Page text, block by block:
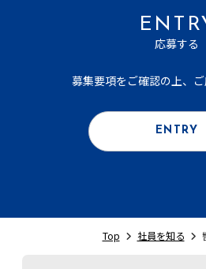
応募する
募集要項をご確認の上、ご
ENTRY
Top 社員を知る